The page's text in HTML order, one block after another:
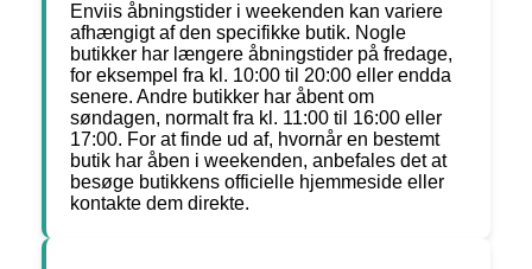
Enviis åbningstider i weekenden kan variere
afhængigt af den specifikke butik. Nogle
butikker har længere åbningstider på fredage,
for eksempel fra kl. 10:00 til 20:00 eller endda
senere. Andre butikker har åbent om
søndagen, normalt fra kl. 11:00 til 16:00 eller
17:00. For at finde ud af, hvornår en bestemt
butik har åben i weekenden, anbefales det at
besøge butikkens officielle hjemmeside eller
kontakte dem direkte.